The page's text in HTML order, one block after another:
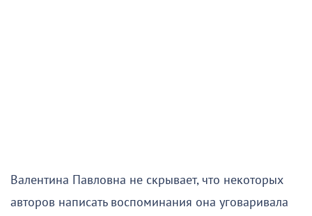
Валентина Павловна не скрывает, что некоторых
авторов написать воспоминания она уговаривала